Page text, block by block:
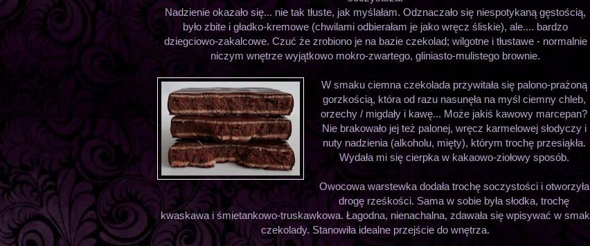
Nadzienie okazało się... nie tak tłuste, jak myślałam. Odznaczało się niespotykaną gęstością,
było zbite i gładko-kremowe (chwilami odbierałam je jako wręcz śliskie), ale.... bardzo
dziegciowo-zakalcowe. Czuć że zrobiono je na bazie czekolad; wilgotne i tłustawe - normalnie
niczym wnętrze wyjątkowo mokro-zwartego, gliniasto-mulistego brownie.
W smaku ciemna czekolada przywitała się palono-prażoną
gorzkością, która od razu nasunęła na myśl ciemny chleb,
orzechy / migdały i kawę... Może jakiś kawowy marcepan?
Nie brakowało jej też palonej, wręcz karmelowej słodyczy i
nuty nadzienia (alkoholu, mięty), którym trochę przesiąkła.
Wydała mi się cierpka w kakaowo-ziołowy sposób.
Owocowa warstewka dodała trochę soczystości i otworzyła
drogę rześkości. Sama w sobie była słodka, trochę
kwaskawa i śmietankowo-truskawkowa. Łagodna, nienachalna, zdawała się wpisywać w smak
czekolady. Stanowiła idealne przejście do wnętrza.